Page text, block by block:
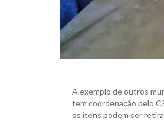
A exemplo de outros
tem coordenação pelo
os itens podem ser